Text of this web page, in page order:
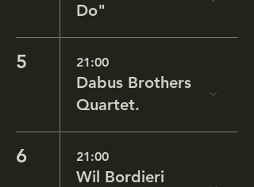
Do"
5 21:00
Dabus Brothers
Quartet.
6 21:00
Wil Bordieri